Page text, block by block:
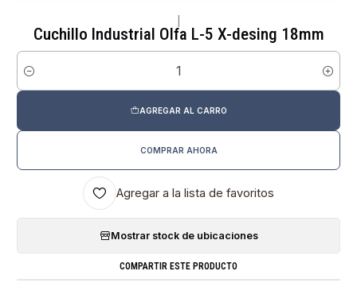
Cuchillo Industrial Olfa L-5 X-desing 18mm
Cantidad
AGREGAR AL CARRO
COMPRAR AHORA
Agregar a la lista de favoritos
Mostrar stock de ubicaciones
COMPARTIR ESTE PRODUCTO